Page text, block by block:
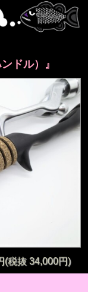
ドル）』
(税抜 34,000円)